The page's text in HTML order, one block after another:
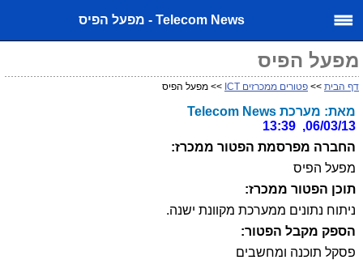
Telecom News - מפעל הפיס
מפעל הפיס
דף הבית >> פטורים ממכרזים ICT >> מפעל הפיס
מאת: מערכת Telecom News
06/03/13, 13:39
החברה מפרסמת הפטור ממכרז:
מפעל הפיס
תוכן הפטור ממכרז:
ניתוח נתונים ממערכת מקוונת ישנה.
הספק מקבל הפטור:
פסקל תוכנה ומחשבים